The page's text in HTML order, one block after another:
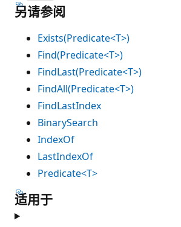
另请参阅
Exists(Predicate<T>)
Find(Predicate<T>)
FindLast(Predicate<T>)
FindAll(Predicate<T>)
FindLastIndex
BinarySearch
IndexOf
LastIndexOf
Predicate<T>
适用于